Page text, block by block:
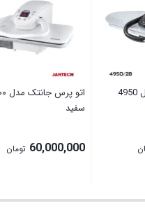
سفید
60,000,000 تومان